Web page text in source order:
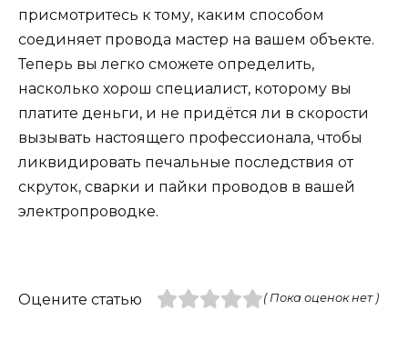
присмотритесь к тому, каким способом
соединяет провода мастер на вашем объекте.
Теперь вы легко сможете определить,
насколько хорош специалист, которому вы
платите деньги, и не придётся ли в скорости
вызывать настоящего профессионала, чтобы
ликвидировать печальные последствия от
скруток, сварки и пайки проводов в вашей
электропроводке.
Оцените статью ( Пока оценок нет )